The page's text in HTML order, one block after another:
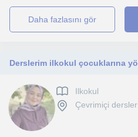
daha fazlasını gör
Ilkokul
Çevrimiçi dersler